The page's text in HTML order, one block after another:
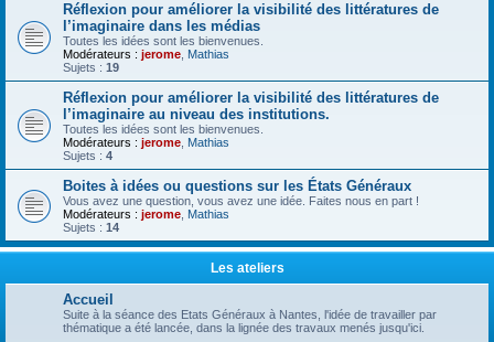
Réflexion pour améliorer la visibilité des littératures de
l’imaginaire dans les médias
Toutes les idées sont les bienvenues.
Modérateurs : jerome Mathias
Sujets : 19
Réflexion pour améliorer la visibilité des littératures de
l’imaginaire au niveau des institutions.
Toutes les idées sont les bienvenues.
Modérateurs : jerome Mathias
Sujets : 4
Boites à idées ou questions sur les États Généraux
Vous avez une question, vous avez une idée. Faites nous en part !
Modérateurs : jerome Mathias
Sujets : 14
Les ateliers
Accueil
Suite à la séance des Etats Généraux à Nantes, l'idée de travailler par
thématique a été lancée, dans la lignée des travaux menés jusqu'ici.